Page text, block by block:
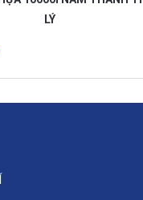
10000l NAM THÀNH